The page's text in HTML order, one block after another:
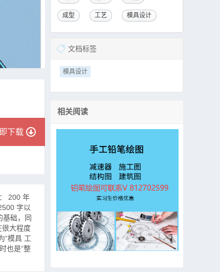
下载
200 年
字以
基础，同
很大程度
“模具 工
也是“整
成型 工艺 模具设计
文档标签
模具设计
相关阅读